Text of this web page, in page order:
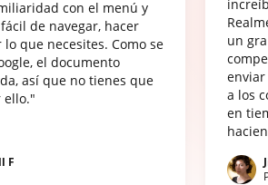
con el menú y
de navegar, hacer
que necesites. Como se
el documento
así que no tienes que
ello."
F
un
a los
en